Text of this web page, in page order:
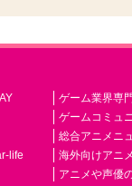
life
ゲーム業界専
ゲームコミュ
総合アニメニ
海外向けアニ
アニメや声優